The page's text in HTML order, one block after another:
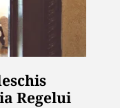
Regelui